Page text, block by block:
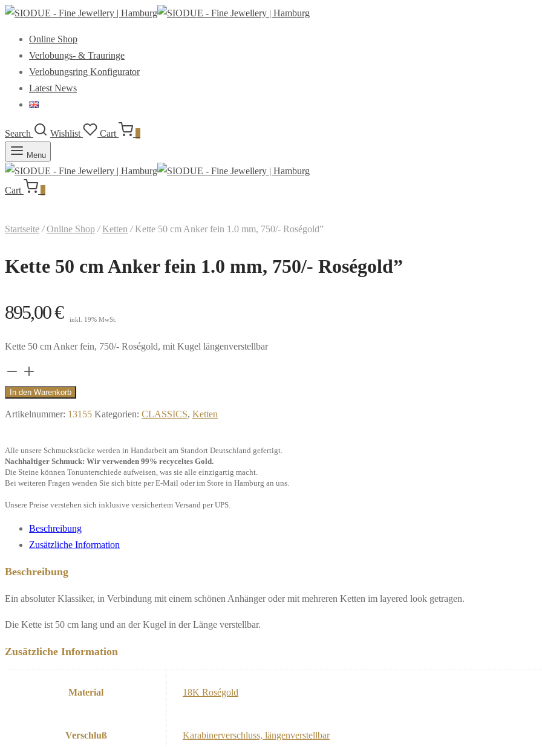
Online Shop
Verlobungs- & Trauringe
Verlobungsring Konfigurator
Latest News
Search Wishlist Cart
Menu
Cart
Startseite / Online Shop / Ketten /Kette 50 cm Anker fein 1.0 mm, 750/- Roségold”
Kette 50 cm Anker fein 1.0 mm, 750/- Roségold”
895,00€ inkl. 19% MwSt.
Kette 50 cm Anker fein, 750/- Roségold, mit Kugel längenverstellbar
Kette
50
Anker
1.0
mm,
750/-
Roségold"
In den Warenkorb
Artikelnummer: 13155 Kategorien: CLASSICS, Ketten
Alle unsere Schmuckstücke werden in Handarbeit am Standort Deutschland gefertigt.
Nachhaltiger Schmuck: Wir verwenden 99% recyceltes Gold.
Die Steine können Tonunterschiede aufweisen, was sie alle einzigartig macht.
Bei weiteren Fragen wenden Sie sich bitte per E-Mail oder im Store in Hamburg an uns.
Unsere Preise verstehen sich inklusive versichertem Versand per UPS.
Beschreibung
Zusätzliche Information
Beschreibung
Ein absoluter Klassiker, in Verbindung mit einem schönen Anhänger oder mit mehreren Ketten im layered look getragen.
Die Kette ist 50 cm lang und an der Kugel in der Länge verstellbar.
Zusätzliche Information
Material 18K Roségold
Verschluß Karabinerverschluss, längenverstellbar